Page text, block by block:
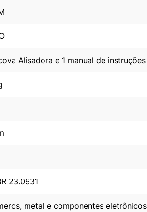
Alisadora e 1 manual de instruções
23.0931
metal e componentes eletrônicos